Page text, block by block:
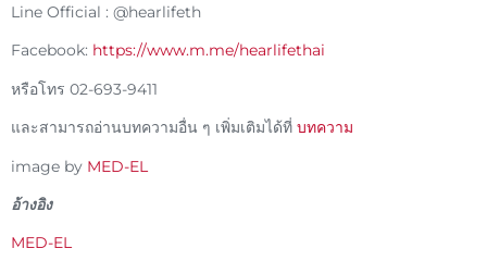
Line Official : @hearlifeth
Facebook: https://www.m.me/hearlifethai
หรือโทร 02-693-9411
และสามารถอ่านบทความอื่น ๆ เพิ่มเติมได้ที่ บทความ
image by MED-EL
อ้างอิง
MED-EL